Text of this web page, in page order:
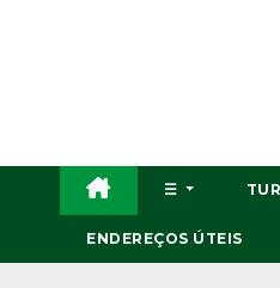
☰
ENDEREÇOS ÚTEIS